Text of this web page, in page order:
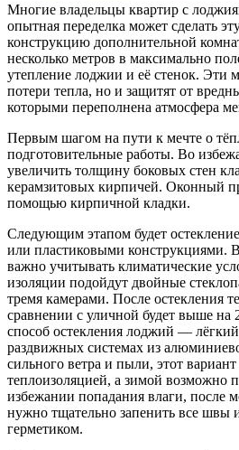
Многие владельцы квартир с
опытная переделка может сделать
конструкцию дополнительной
несколько метров в максимально
утепление лоджии и её стенок. Эти
потери тепла, но и защитят от
которыми переполнена атмосфера
Первым шагом на пути к мечте о
подготовительные работы. Во
увеличить толщину боковых стен
керамзитовых кирпичей. Оконный
помощью кирпичной кладки.
Следующим этапом будет
или пластиковыми конструкциями.
важно учитывать климатические
изоляции подойдут двойные
тремя камерами. После остекления
сравнении с уличной будет выше на
способ остекления лоджий —
раздвижных системах из
сильного ветра и пыли, этот
теплоизоляцией, а зимой возможно
избежании попадания влаги, после
нужно тщательно запенить все швы
герметиком.